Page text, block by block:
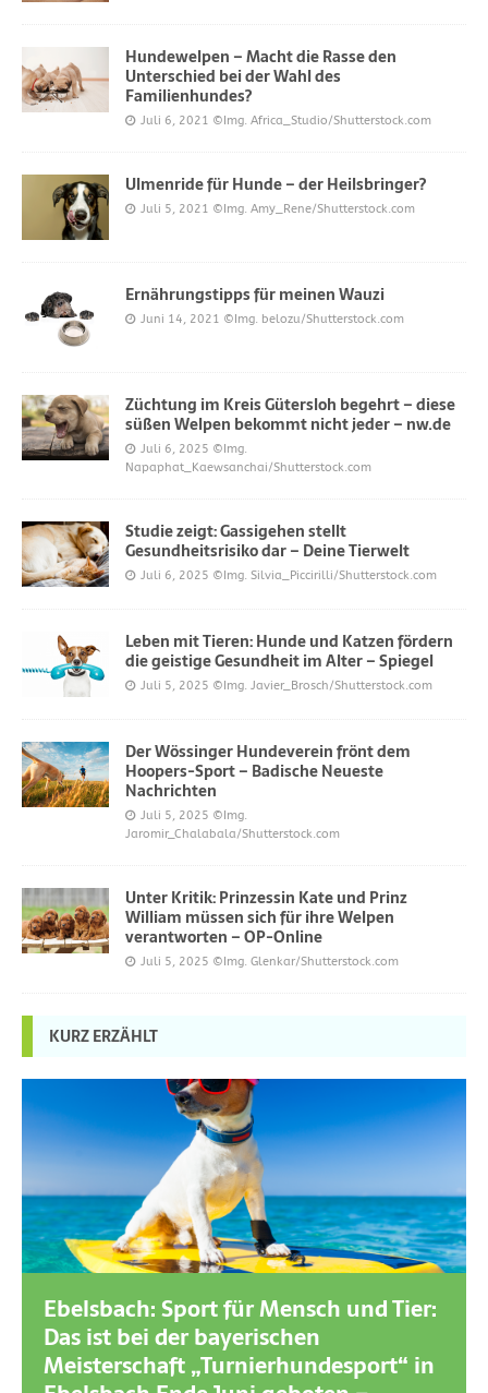
Hundewelpen – Macht die Rasse den
Unterschied bei der Wahl des
Familienhundes?
Juli 6, 2021 ©Img. Africa_Studio/Shutterstock.com
Ulmenride für Hunde – der Heilsbringer?
Juli 5, 2021 ©Img. Amy_Rene/Shutterstock.com
Ernährungstipps für meinen Wauzi
Juni 14, 2021 ©Img. belozu/Shutterstock.com
Züchtung im Kreis Gütersloh begehrt – diese
süßen Welpen bekommt nicht jeder – nw.de
Juli 6, 2025 ©Img.
Napaphat_Kaewsanchai/Shutterstock.com
Studie zeigt: Gassigehen stellt
Gesundheitsrisiko dar – Deine Tierwelt
Juli 6, 2025 ©Img. Silvia_Piccirilli/Shutterstock.com
Leben mit Tieren: Hunde und Katzen fördern
die geistige Gesundheit im Alter – Spiegel
Juli 5, 2025 ©Img. Javier_Brosch/Shutterstock.com
Der Wössinger Hundeverein frönt dem
Hoopers-Sport – Badische Neueste
Nachrichten
Juli 5, 2025 ©Img.
Jaromir_Chalabala/Shutterstock.com
Unter Kritik: Prinzessin Kate und Prinz
William müssen sich für ihre Welpen
verantworten – OP-Online
Juli 5, 2025 ©Img. Glenkar/Shutterstock.com
KURZ ERZÄHLT
Ebelsbach: Sport für Mensch und Tier:
Das ist bei der bayerischen
Meisterschaft „Turnierhundesport“ in